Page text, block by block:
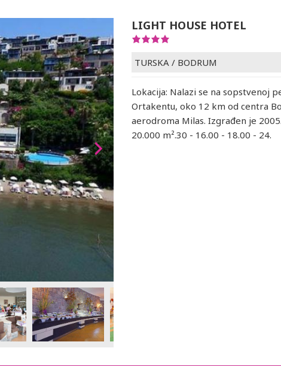
LIGHT HOUSE HOTEL
TURSKA / BODRUM
Lokacija: Nalazi se na sopstvenoj
Ortakentu, oko 12 km od centra
aerodroma Milas. Izgrađen je
20.000 m².30 - 16.00 - 18.00 - 24.